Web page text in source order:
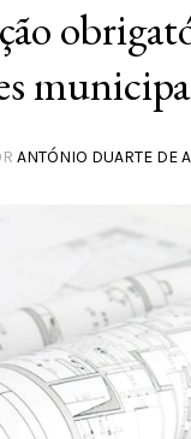
ANTÓNIO DUARTE DE